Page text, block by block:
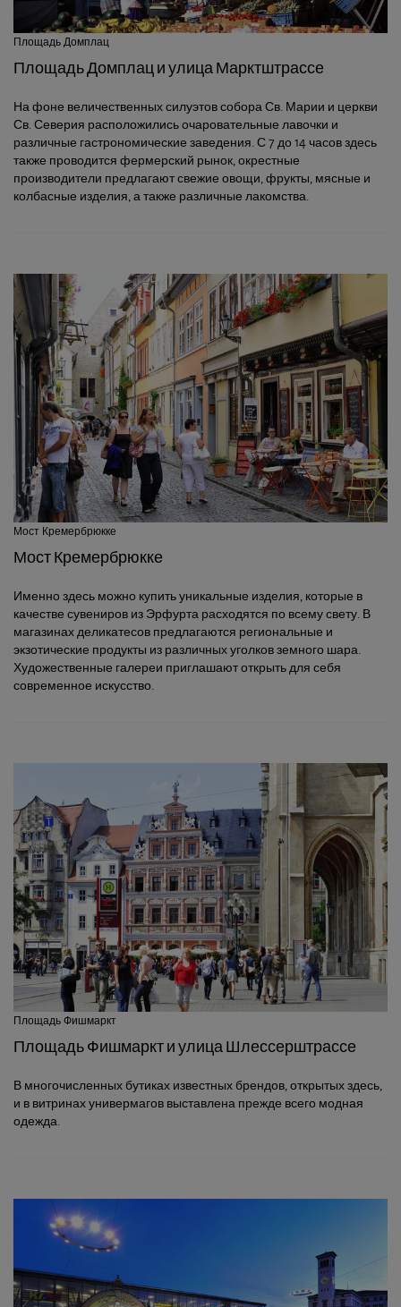
Площадь Домплац
Площадь Домплац и улица Марктштрассе
На фоне величественных силуэтов собора Св. Марии и церкви
Св. Северия расположились очаровательные лавочки и
различные гастрономические заведения. С 7 до 14 часов здесь
также проводится фермерский рынок, окрестные
производители предлагают свежие овощи, фрукты, мясные и
колбасные изделия, а также различные лакомства.
Мост Кремербрюкке
Мост Кремербрюкке
Именно здесь можно купить уникальные изделия, которые в
качестве сувениров из Эрфурта расходятся по всему свету. В
магазинах деликатесов предлагаются региональные и
экзотические продукты из различных уголков земного шара.
Художественные галереи приглашают открыть для себя
современное искусство.
Площадь Фишмаркт
Площадь Фишмаркт и улица Шлессерштрассе
В многочисленных бутиках известных брендов, открытых здесь,
и в витринах универмагов выставлена прежде всего модная
одежда.